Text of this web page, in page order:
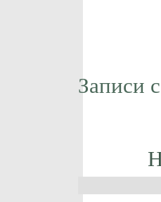
Записи